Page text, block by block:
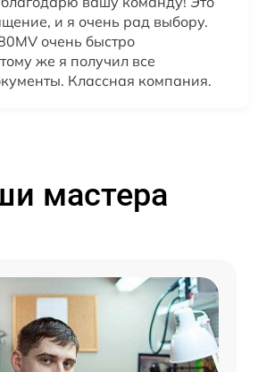
и я очень рад выбору.
очень быстро
же я получил все
Классная компания.
мастера